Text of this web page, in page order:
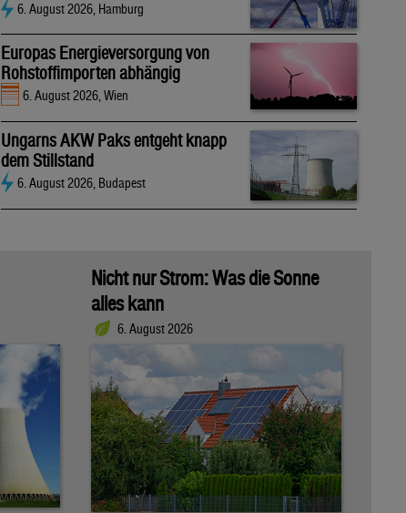
6. August 2026, Hamburg
Europas Energieversorgung von
Rohstoffimporten abhängig
6. August 2026, Wien
Ungarns AKW Paks entgeht knapp
dem Stillstand
6. August 2026, Budapest
Nicht nur Strom: Was die Sonne
alles kann
6. August 2026